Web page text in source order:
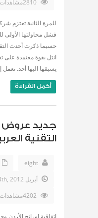
للمرة الثانية تعتزم
فشل محاولتها
حسبما ذكرت أحدث
انتل بقوة معتمدة على
يسبقها اليها أحد.
أكمل القراءة
جديد عروض
التقنية
eight
أبريل 4th, 2012